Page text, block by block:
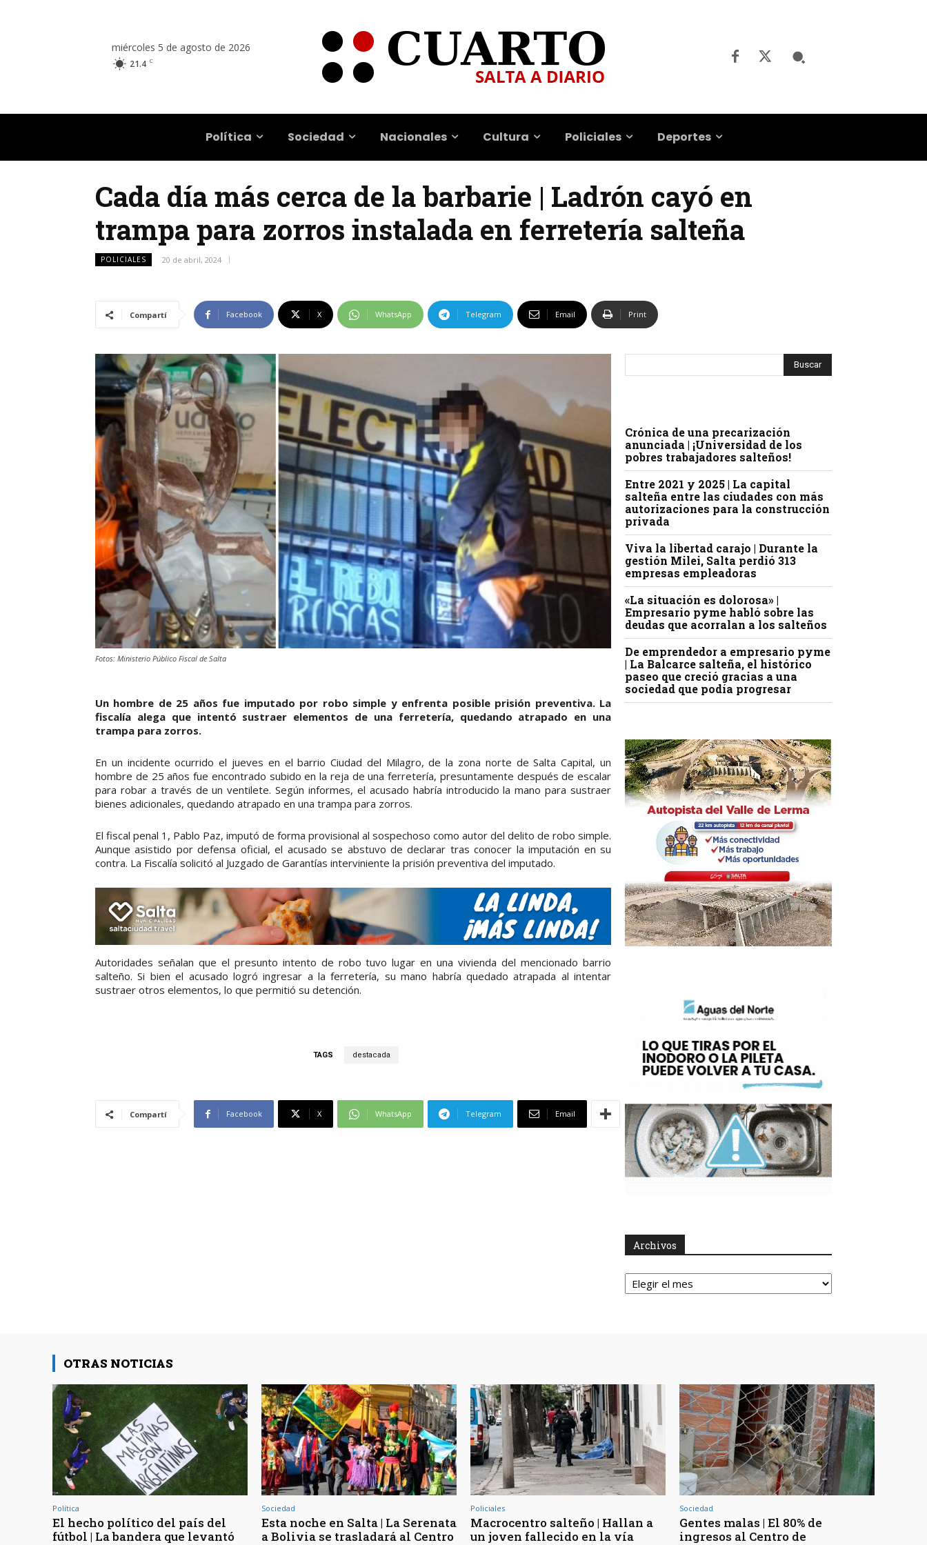
miércoles 5 de agosto de 2026
21.4 C
Política Sociedad Nacionales Cultura Policiales Deportes
Cada día más cerca de la barbarie | Ladrón cayó en
trampa para zorros instalada en ferretería salteña
POLICIALES 20 de abril, 2024
Compartí Facebook X WhatsApp Telegram Email Print
Fotos: Ministerio Público Fiscal de Salta
Un hombre de 25 años fue imputado por robo simple y enfrenta posible prisión preventiva. La
fiscalía alega que intentó sustraer elementos de una ferretería, quedando atrapado en una
trampa para zorros.
En un incidente ocurrido el jueves en el barrio Ciudad del Milagro, de la zona norte de Salta Capital, un
hombre de 25 años fue encontrado subido en la reja de una ferretería, presuntamente después de escalar
para robar a través de un ventilete. Según informes, el acusado habría introducido la mano para sustraer
bienes adicionales, quedando atrapado en una trampa para zorros.
El fiscal penal 1, Pablo Paz, imputó de forma provisional al sospechoso como autor del delito de robo simple.
Aunque asistido por defensa oficial, el acusado se abstuvo de declarar tras conocer la imputación en su
contra. La Fiscalía solicitó al Juzgado de Garantías interviniente la prisión preventiva del imputado.
Autoridades señalan que el presunto intento de robo tuvo lugar en una vivienda del mencionado barrio
salteño. Si bien el acusado logró ingresar a la ferretería, su mano habría quedado atrapada al intentar
sustraer otros elementos, lo que permitió su detención.
TAGS destacada
Compartí Facebook X WhatsApp Telegram Email
Crónica de una precarización
anunciada | ¡Universidad de los
pobres trabajadores salteños!
Entre 2021 y 2025 | La capital
salteña entre las ciudades con más
autorizaciones para la construcción
privada
Viva la libertad carajo | Durante la
gestión Milei, Salta perdió 313
empresas empleadoras
«La situación es dolorosa» |
Empresario pyme habló sobre las
deudas que acorralan a los salteños
De emprendedor a empresario pyme
| La Balcarce salteña, el histórico
paseo que creció gracias a una
sociedad que podía progresar
Archivos
Archivos
OTRAS NOTICIAS
Política
El hecho político del país del
fútbol | La bandera que levantó
Sociedad
Esta noche en Salta | La Serenata
a Bolivia se trasladará al Centro
Policiales
Macrocentro salteño | Hallan a
un joven fallecido en la vía
Sociedad
Gentes malas | El 80% de
ingresos al Centro de